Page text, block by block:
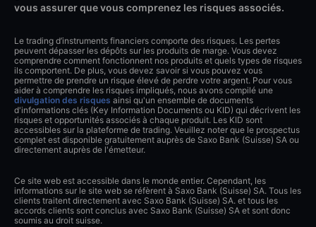
vous assurer que vous comprenez les risques associés.
Le trading d’instruments financiers comporte des risques. Les pertes
peuvent dépasser les dépôts sur les produits de marge. Vous devez
comprendre comment fonctionnent nos produits et quels types de risques
ils comportent. De plus, vous devez savoir si vous pouvez vous
permettre de prendre un risque élevé de perdre votre argent. Pour vous
aider à comprendre les risques impliqués, nous avons compilé une
divulgation des risques ainsi qu'un ensemble de documents
d'informations clés (Key Information Documents ou KID) qui décrivent les
risques et opportunités associés à chaque produit. Les KID sont
accessibles sur la plateforme de trading. Veuillez noter que le prospectus
complet est disponible gratuitement auprès de Saxo Bank (Suisse) SA ou
directement auprès de l'émetteur.
Ce site web est accessible dans le monde entier. Cependant, les
informations sur le site web se réfèrent à Saxo Bank (Suisse) SA. Tous les
clients traitent directement avec Saxo Bank (Suisse) SA. et tous les
accords clients sont conclus avec Saxo Bank (Suisse) SA et sont donc
soumis au droit suisse.